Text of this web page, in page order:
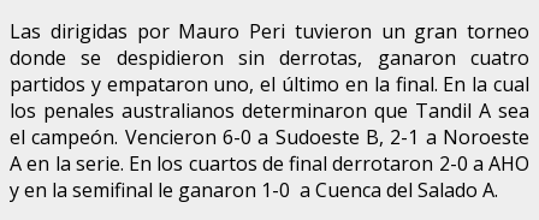
Las dirigidas por Mauro Peri tuvieron un gran torneo
donde se despidieron sin derrotas, ganaron cuatro
partidos y empataron uno, el último en la final. En la cual
los penales australianos determinaron que Tandil A sea
el campeón. Vencieron 6-0 a Sudoeste B, 2-1 a Noroeste
A en la serie. En los cuartos de final derrotaron 2-0 a AHO
y en la semifinal le ganaron 1-0 a Cuenca del Salado A.